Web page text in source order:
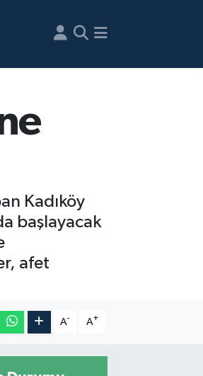
Kadıköy
başlayacak
afet
A- A+